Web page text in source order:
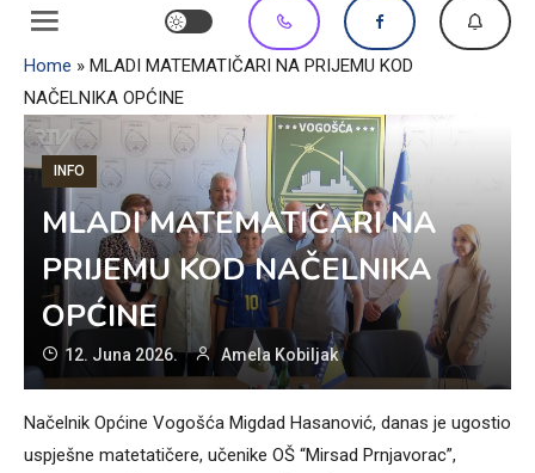
Home » MLADI MATEMATIČARI NA PRIJEMU KOD
NAČELNIKA OPĆINE
INFO
MLADI MATEMATIČARI NA
PRIJEMU KOD NAČELNIKA
OPĆINE
12. Juna 2026. Amela Kobiljak
Načelnik Općine Vogošća Migdad Hasanović, danas je ugostio
uspješne matetatičere, učenike OŠ “Mirsad Prnjavorac”,